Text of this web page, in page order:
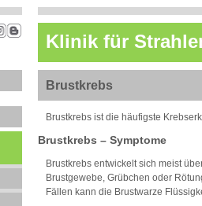
Klinik für
Brustkrebs
Brustkrebs ist die häufigste
Brustkrebs – Symptome
Brustkrebs entwickelt sich meist
Brustgewebe, Grübchen oder
Fällen kann die Brustwarze